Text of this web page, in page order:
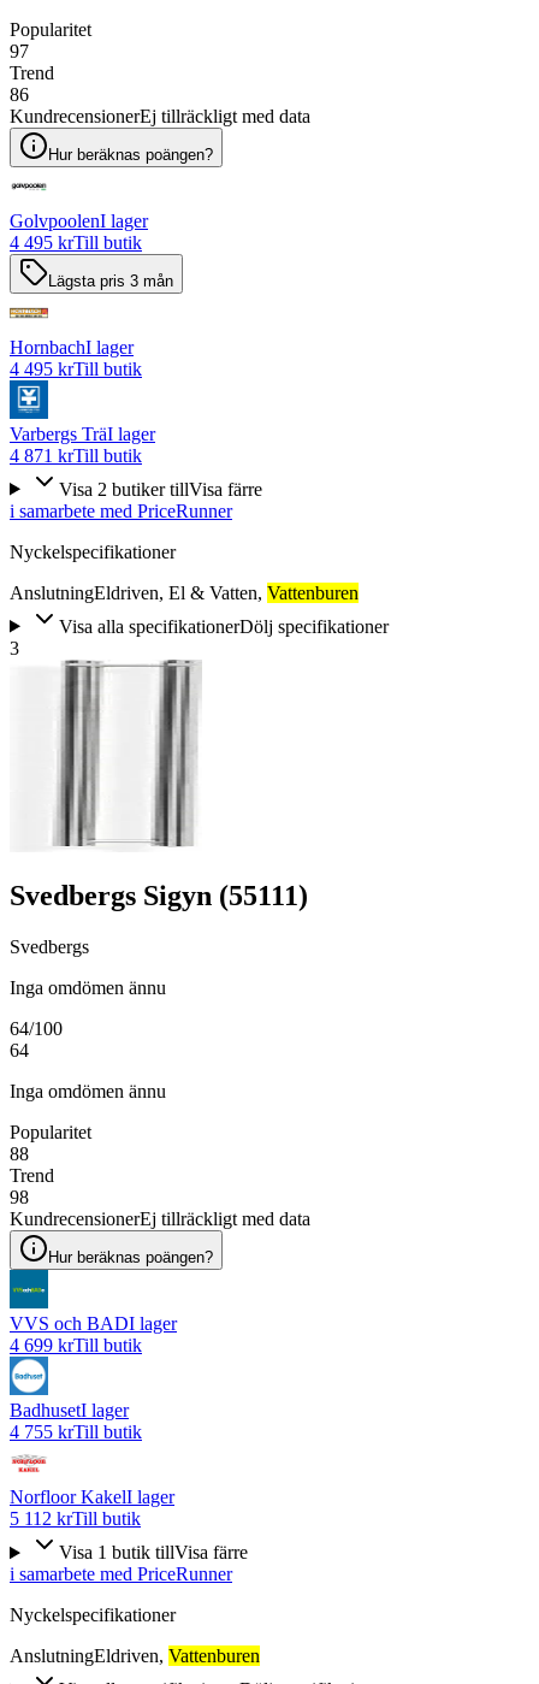
Popularitet
97
Trend
86
KundrecensionerEj tillräckligt med data
Hur beräknas poängen?
GolvpoolenI lager
4 495 krTill butik
Lägsta pris 3 mån
HornbachI lager
4 495 krTill butik
Varbergs TräI lager
4 871 krTill butik
Visa 2 butiker tillVisa färre
i samarbete med PriceRunner
Nyckelspecifikationer
AnslutningEldriven, El & Vatten, Vattenburen
Visa alla specifikationerDölj specifikationer
3
Svedbergs Sigyn (55111)
Svedbergs
Inga omdömen ännu
64/100
64
Inga omdömen ännu
Popularitet
88
Trend
98
KundrecensionerEj tillräckligt med data
Hur beräknas poängen?
VVS och BADI lager
4 699 krTill butik
BadhusetI lager
4 755 krTill butik
Norfloor KakelI lager
5 112 krTill butik
Visa 1 butik tillVisa färre
i samarbete med PriceRunner
Nyckelspecifikationer
AnslutningEldriven, Vattenburen